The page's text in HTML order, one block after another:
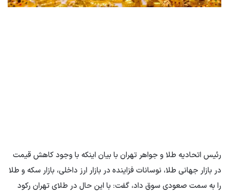
رئیس اتحادیه طلا و جواهر تهران با بیان اینکه با وجود کاهش قیمت
در بازار جهانی طلا، نوسانات فزاینده در بازار ارز داخلی، بازار سکه و طلا
را به سمت صعودی سوق داد، گفت: با این حال در طلای تهران رکود